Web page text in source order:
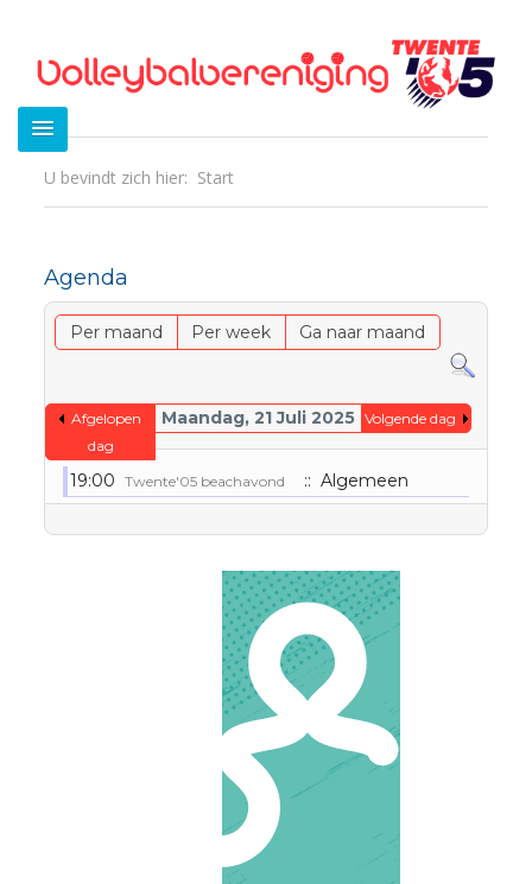
U bevindt zich hier: Start
Agenda
Per maand Per week Ga naar maand
Afgelopen
dag
Maandag, 21 Juli 2025 Volgende dag
19:00Twente'05 beachavond :: Algemeen